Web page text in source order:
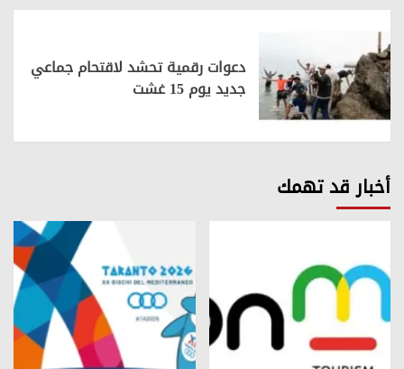
دعوات رقمية تحشد لاقتحام جماعي
جديد يوم 15 غشت
أخبار قد تهمك